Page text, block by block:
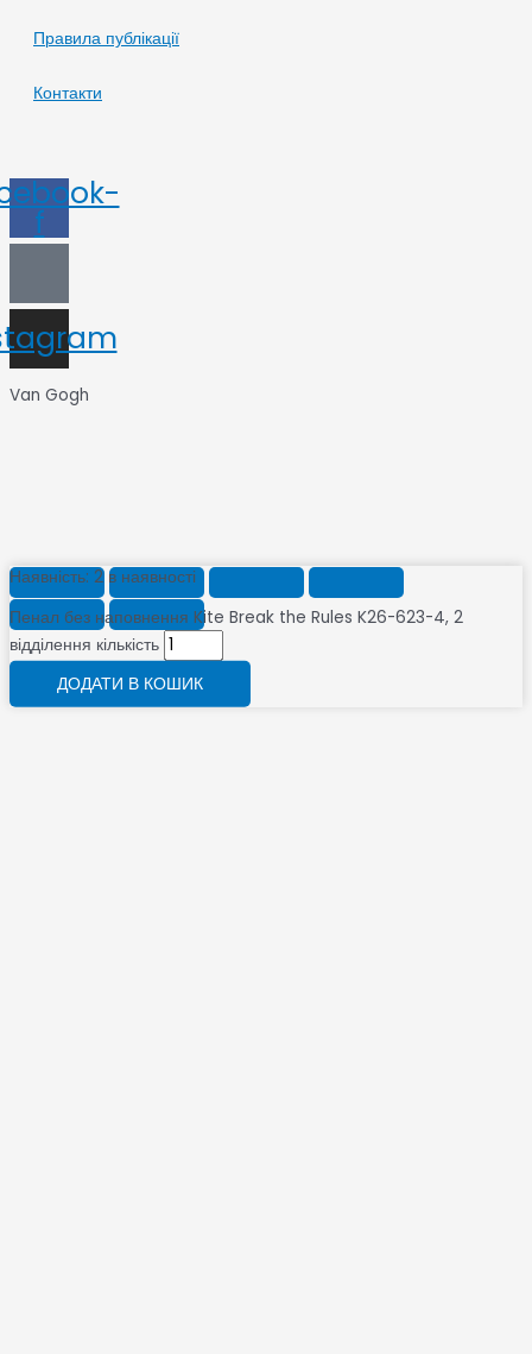
Правила публікації
Контакти
f
Van Gogh
Наявність: 2 в наявності
Пенал без наповнення Kite Break the Rules K26-623-4, 2
відділення кількість
ДОДАТИ В КОШИК